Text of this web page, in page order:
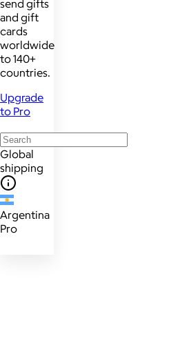
send gifts
and gift
cards
worldwide
to 140+
countries.
Upgrade
to Pro
Global
shipping
Argentina
Pro